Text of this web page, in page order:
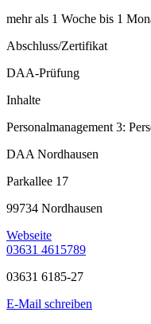
mehr als 1 Woche bis 1
Abschluss/Zertifikat
DAA-Prüfung
Inhalte
Personalmanagement 3:
DAA Nordhausen
Parkallee 17
99734 Nordhausen
Webseite
03631 4615789
03631 6185-27
E-Mail schreiben